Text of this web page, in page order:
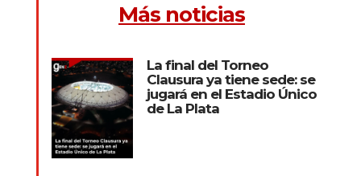
Más noticias
La final del Torneo
Clausura ya tiene sede: se
jugará en el Estadio Único
de La Plata